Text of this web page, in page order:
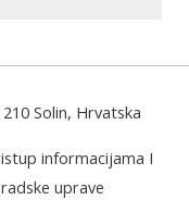
Solin, Hrvatska
informacijama I
uprave